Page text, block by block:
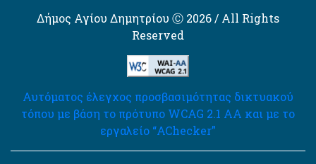
Δήμος Αγίου Δημητρίου Ⓒ 2026 / All Rights
Reserved
Αυτόματος έλεγχος προσβασιμότητας δικτυακού
τόπου με βάση το πρότυπο WCAG 2.1 AA και με το
εργαλείο “AChecker”